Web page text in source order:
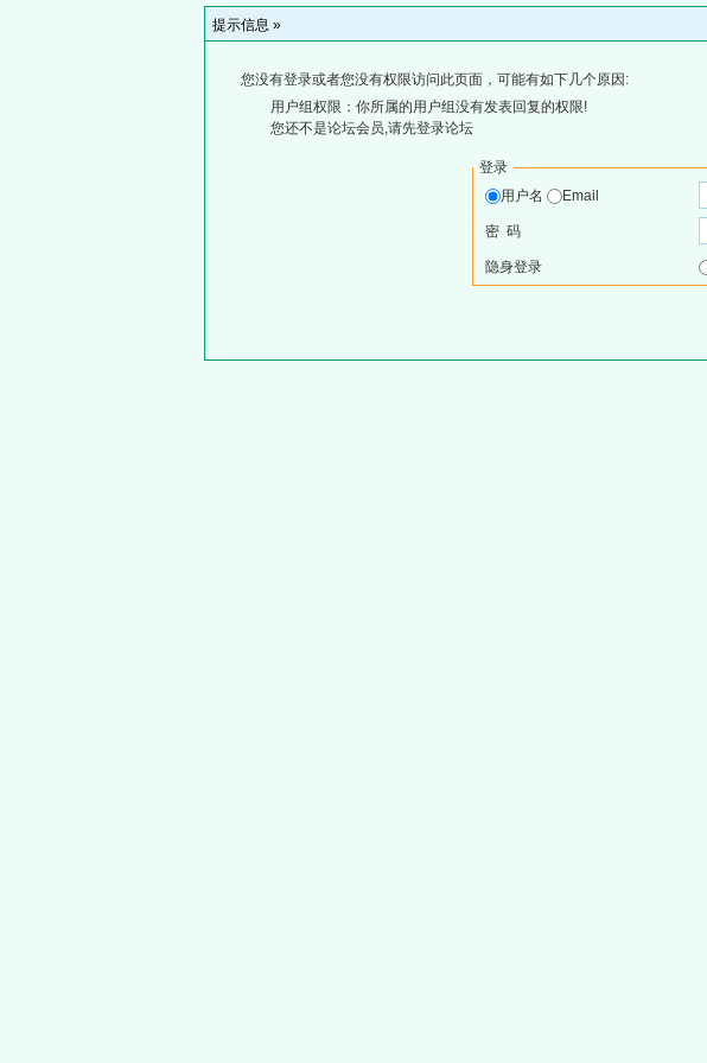
提示信息 »
您没有登录或者您没有权限访问此页面，可能有如下几个原因:
用户组权限：你所属的用户组没有发表回复的权限!
您还不是论坛会员,请先登录论坛
登录
用户名
Email
密 码
隐身登录